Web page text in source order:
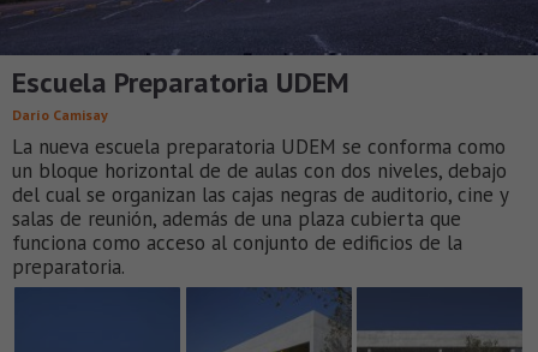
Escuela Preparatoria UDEM
Darío Camisay
La nueva escuela preparatoria UDEM se conforma como
un bloque horizontal de de aulas con dos niveles, debajo
del cual se organizan las cajas negras de auditorio, cine y
salas de reunión, además de una plaza cubierta que
funciona como acceso al conjunto de edificios de la
preparatoria.